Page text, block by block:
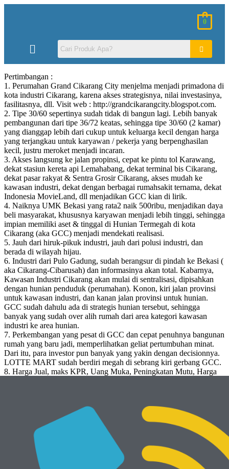
0
Pertimbangan :
1. Perumahan Grand Cikarang City menjelma menjadi primadona di
kota industri Cikarang, karena akses strategisnya, nilai investasinya,
fasilitasnya, dll. Visit web : http://grandcikarangcity.blogspot.com.
2. Tipe 30/60 sepertinya sudah tidak di bangun lagi. Lebih banyak
pembangunan dari tipe 36/72 keatas, sehingga tipe 30/60 (2 kamar)
yang dianggap lebih dari cukup untuk keluarga kecil dengan harga
yang terjangkau untuk karyawan / pekerja yang berpenghasilan
kecil, justru meroket menjadi incaran.
3. Akses langsung ke jalan propinsi, cepat ke pintu tol Karawang,
dekat stasiun kereta api Lemahabang, dekat terminal bis Cikarang,
dekat pasar rakyat & Sentra Grosir Cikarang, akses mudah ke
kawasan industri, dekat dengan berbagai rumahsakit ternama, dekat
Indonesia MovieLand, dll menjadikan GCC kian di lirik.
4. Naiknya UMK Bekasi yang rata2 naik 500ribu, menjadikan daya
beli masyarakat, khususnya karyawan menjadi lebih tinggi, sehingga
impian memiliki aset & tinggal di Hunian Termegah di kota
Cikarang (aka GCC) menjadi mendekati realisasi.
5. Jauh dari hiruk-pikuk industri, jauh dari polusi industri, dan
berada di wilayah hijau.
6. Industri dari Pulo Gadung, sudah berangsur di pindah ke Bekasi (
aka Cikarang-Cibarusah) dan informasinya akan total. Kabarnya,
Kawasan Industri Cikarang akan mulai di sentralisasi, dipisahkan
dengan hunian penduduk (perumahan). Konon, kiri jalan provinsi
untuk kawasan industri, dan kanan jalan provinsi untuk hunian.
GCC sudah dahulu ada di strategis hunian tersebut, sehingga
banyak yang sudah over alih rumah dari area kategori kawasan
industri ke area hunian.
7. Perkembangan yang pesat di GCC dan cepat penuhnya bangunan
rumah yang baru jadi, memperlihatkan geliat pertumbuhan minat.
Dari itu, para investor pun banyak yang yakin dengan decisionnya.
LOTTE MART sudah berdiri megah di sebrang kiri gerbang GCC.
8. Harga Jual, maks KPR, Uang Muka, Peningkatan Mutu, Harga
dengan sistem over kredit menjadi banyak diminati. Terlebih bagi
yang ingin invest Renov, bagi karyawan yang bekerjasama dengan
bank dapat mudah untuk ambil pinjaman untuk takeover dan
langsung renov sesuai keinginan.
9. Iklim yang cukup panas di Cikarang menjadikan para
home_seeker mendambakan hunian yang sejuk, asri, rindang, dan
nyaman. Otherwise, tentu rumah bebas banjir.